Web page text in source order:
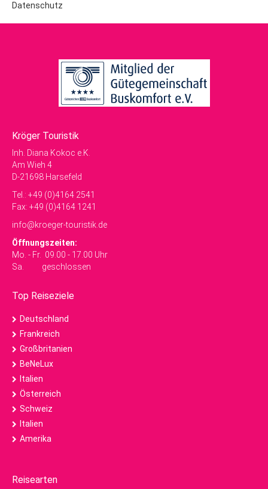
Datenschutz
Kröger Touristik
Inh. Diana Kokoc e.K.
Am Wieh 4
D-21698 Harsefeld
Tel.: +49 (0)4164 2541
Fax: +49 (0)4164 1241
info@kroeger-touristik.de
Öffnungszeiten:
Mo. - Fr. 09.00 - 17.00 Uhr
Sa. geschlossen
Top Reiseziele
Deutschland
Frankreich
Großbritanien
BeNeLux
Italien
Österreich
Schweiz
Italien
Amerika
Reisearten